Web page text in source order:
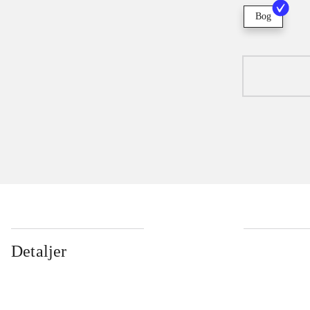
Bog
Detaljer